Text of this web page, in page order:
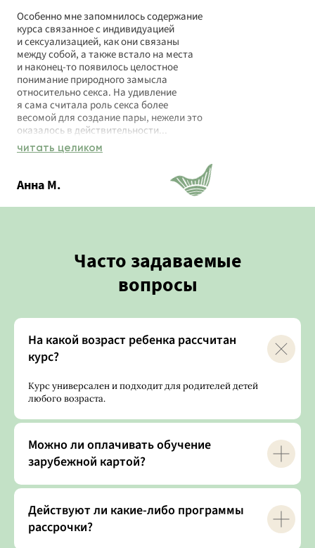
Анна М.
Особенно мне запомнилось содержание
курса связанное с индивидуацией
и сексуализацией, как они связаны
между собой, а также встало на места
и наконец-то появилось целостное
понимание природного замысла
относительно секса. На удивление
я сама считала роль секса более
весомой для создание пары, нежели это
оказалось в действительности...
читать целиком
Часто задаваемые
вопросы
На какой возраст ребенка рассчитан
курс?
Курс универсален и подходит для родителей детей
любого возраста.
Можно ли оплачивать обучение
зарубежной картой?
Действуют ли какие-либо программы
рассрочки?